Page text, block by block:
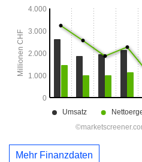
Mehr Finanzdaten